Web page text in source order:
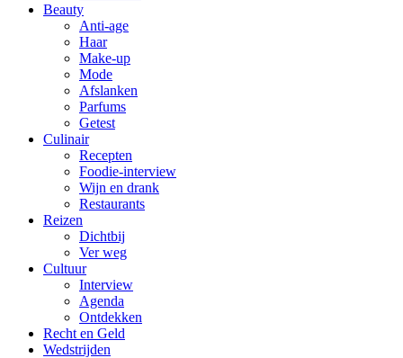
Beauty
Anti-age
Haar
Make-up
Mode
Afslanken
Parfums
Getest
Culinair
Recepten
Foodie-interview
Wijn en drank
Restaurants
Reizen
Dichtbij
Ver weg
Cultuur
Interview
Agenda
Ontdekken
Recht en Geld
Wedstrijden